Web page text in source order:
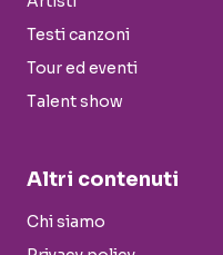
Testi canzoni
Tour ed eventi
Talent show
Altri contenuti
Chi siamo